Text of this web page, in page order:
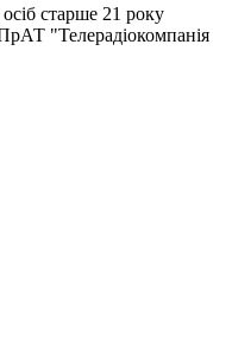
старше 21 року
"Телерадіокомпанія